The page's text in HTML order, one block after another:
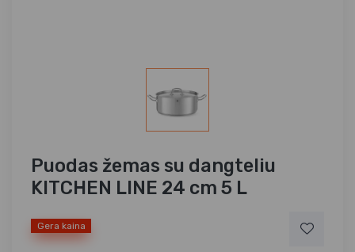
Puodas žemas su dangteliu
KITCHEN LINE 24 cm 5 L
Gera kaina